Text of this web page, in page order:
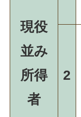
現役
並み
所得
者
2